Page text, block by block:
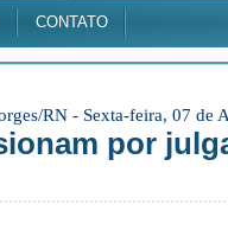
CONTATO
RN - Sexta-feira, 07 de
por